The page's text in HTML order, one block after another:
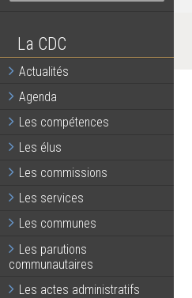
La CDC
Actualités
Agenda
Les compétences
Les élus
Les commissions
Les services
Les communes
Les parutions
communautaires
Les actes administratifs